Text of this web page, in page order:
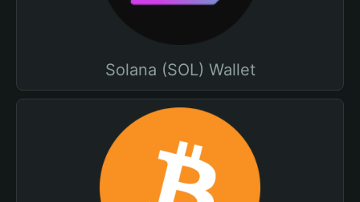
Solana (SOL) Wallet